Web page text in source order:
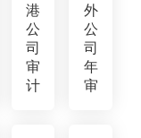
港
公
司
审
计
外
公
司
年
审